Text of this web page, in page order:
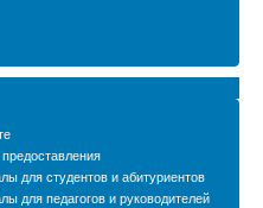
для студентов и абитуриентов
для педагогов и руководителей